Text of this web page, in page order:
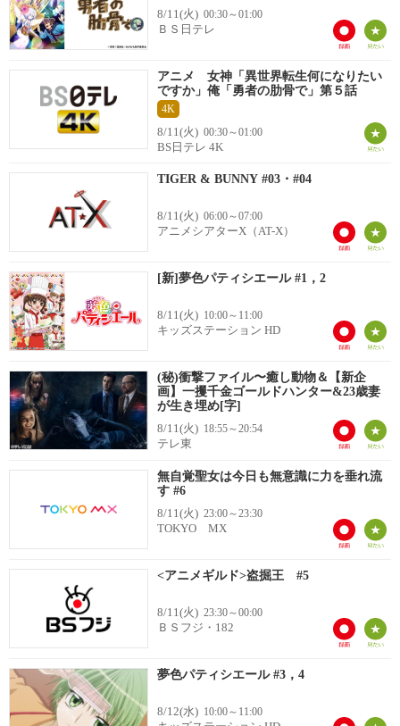
8/11(火) 00:30～01:00
ＢＳ日テレ
アニメ 女神「異世界転生何になりたい
ですか」俺「勇者の肋骨で」第５話
4K
8/11(火) 00:30～01:00
BS日テレ 4K
TIGER & BUNNY #03・#04
8/11(火) 06:00～07:00
アニメシアターX（AT-X）
[新]夢色パティシエール #1，2
8/11(火) 10:00～11:00
キッズステーション HD
(秘)衝撃ファイル〜癒し動物＆【新企
画】一攫千金ゴールドハンター&23歳妻
が生き埋め[字]
8/11(火) 18:55～20:54
テレ東
無自覚聖女は今日も無意識に力を垂れ流
す #6
8/11(火) 23:00～23:30
TOKYO MX
<アニメギルド>盗掘王 #5
8/11(火) 23:30～00:00
ＢＳフジ・182
夢色パティシエール #3，4
8/12(水) 10:00～11:00